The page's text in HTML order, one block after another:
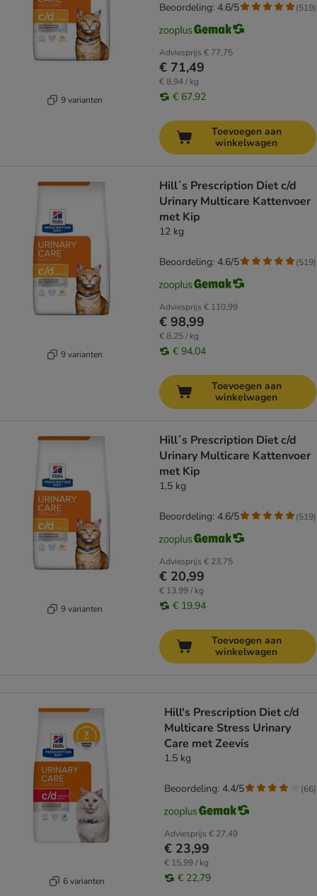
9 varianten
Adviesprijs € 77,75
€ 71,49
€ 8,94 / kg
€ 67,92
Beoordeling: 4.6/5 (519)
Toevoegen aan
winkelwagen
9 varianten
Hill´s Prescription Diet c/d
Urinary Multicare Kattenvoer
met Kip
12 kg
Adviesprijs € 110,99
€ 98,99
€ 8,25 / kg
€ 94,04
Beoordeling: 4.6/5 (519)
Toevoegen aan
winkelwagen
9 varianten
Hill´s Prescription Diet c/d
Urinary Multicare Kattenvoer
met Kip
1,5 kg
Adviesprijs € 23,75
€ 20,99
€ 13,99 / kg
€ 19,94
Beoordeling: 4.6/5 (519)
Toevoegen aan
winkelwagen
6 varianten
Hill's Prescription Diet c/d
Multicare Stress Urinary
Care met Zeevis
1.5 kg
Adviesprijs € 27,49
€ 23,99
€ 15,99 / kg
€ 22,79
Beoordeling: 4.4/5 (66)